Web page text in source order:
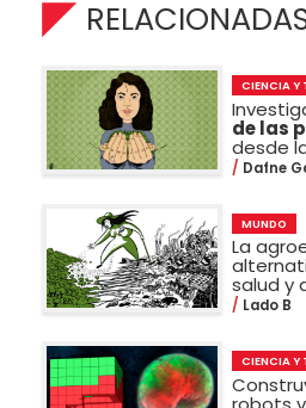
CIENCIA Y
de las
desde
Dafne
MUNDO
La
salud y
Lado B
CIENCIA Y